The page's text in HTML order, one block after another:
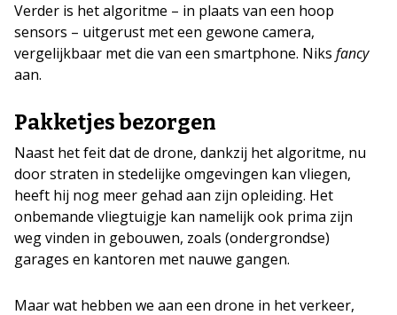
Verder is het algoritme – in plaats van een hoop
sensors – uitgerust met een gewone camera,
vergelijkbaar met die van een smartphone. Niks fancy
aan.
Pakketjes bezorgen
Naast het feit dat de drone, dankzij het algoritme, nu
door straten in stedelijke omgevingen kan vliegen,
heeft hij nog meer gehad aan zijn opleiding. Het
onbemande vliegtuigje kan namelijk ook prima zijn
weg vinden in gebouwen, zoals (ondergrondse)
garages en kantoren met nauwe gangen.
Maar wat hebben we aan een drone in het verkeer,